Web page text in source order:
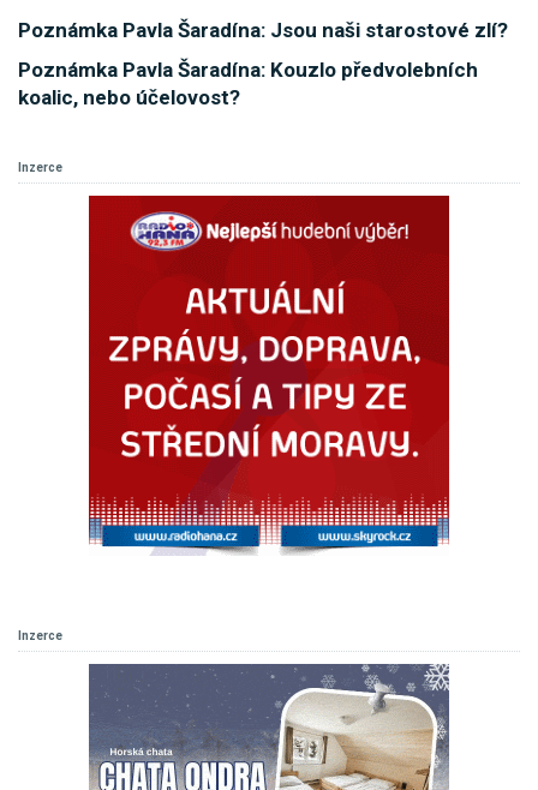
Poznámka Pavla Šaradína: Jsou naši starostové zlí?
Poznámka Pavla Šaradína: Kouzlo předvolebních
koalic, nebo účelovost?
Inzerce
Inzerce